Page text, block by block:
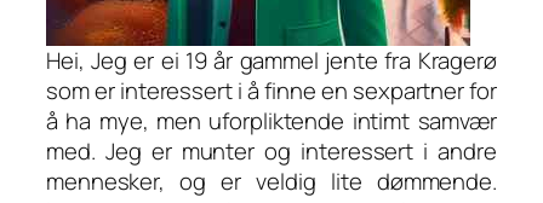
Hei, Jeg er ei 19 år gammel jente fra Kragerø
som er interessert i å finne en sexpartner for
å ha mye, men uforpliktende intimt samvær
med. Jeg er munter og interessert i andre
mennesker, og er veldig lite dømmende.